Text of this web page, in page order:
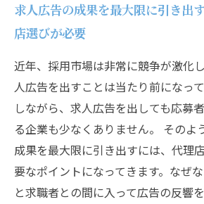
求人広告の成果を最大限に引き出
店選びが必要
近年、採用市場は非常に競争が激化
人広告を出すことは当たり前になっ
しながら、求人広告を出しても応募
る企業も少なくありません。 そのよ
成果を最大限に引き出すには、代理
要なポイントになってきます。なぜ
と求職者との間に入って広告の反響